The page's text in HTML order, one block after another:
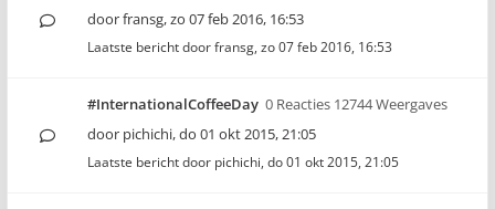
doorfransg,zo 07 feb 2016, 16:53
Laatste bericht doorfransg, zo 07 feb 2016, 16:53
#InternationalCoffeeDay 0 Reacties 12744 Weergaves
door pichichi,do 01 okt 2015, 21:05
Laatste bericht door pichichi, do 01 okt 2015, 21:05